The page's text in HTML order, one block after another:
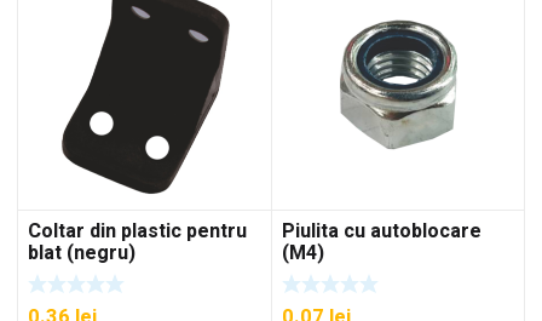
Coltar din plastic pentru
blat (negru)
Piulita cu autoblocare
(M4)